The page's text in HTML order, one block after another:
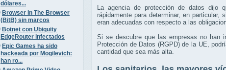
dólares...
Browser In The Browser
(BitB) sin marcos
Botnet con Ubiquity
EdgeRouter infectados
Epic Games ha sido
hackeada por Mogilevich:
han ro...
La agencia de protección de datos dijo
rápidamente para determinar, en
eran adecuadas con respecto a las
Si se descubre que las empresas no han
Protección de Datos (RGPD) de la UE,
cantidad que sea más alta.